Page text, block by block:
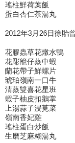
瑤柱鮮荷葉飯
蛋白杏仁茶湯丸
2012年3月26日徐貽
花膠蟲草花燉水鴨
花彫籠仔蒸中蝦
蘭花帶子鮮螺片
琥珀嶺南一口牛
清蒸雙喜花星班
蝦子柚皮扣鵝掌
上湯蒜子浸莧菜
嶺南香妃雞
瑤柱蛋白炒飯
生磨芝麻糊湯丸